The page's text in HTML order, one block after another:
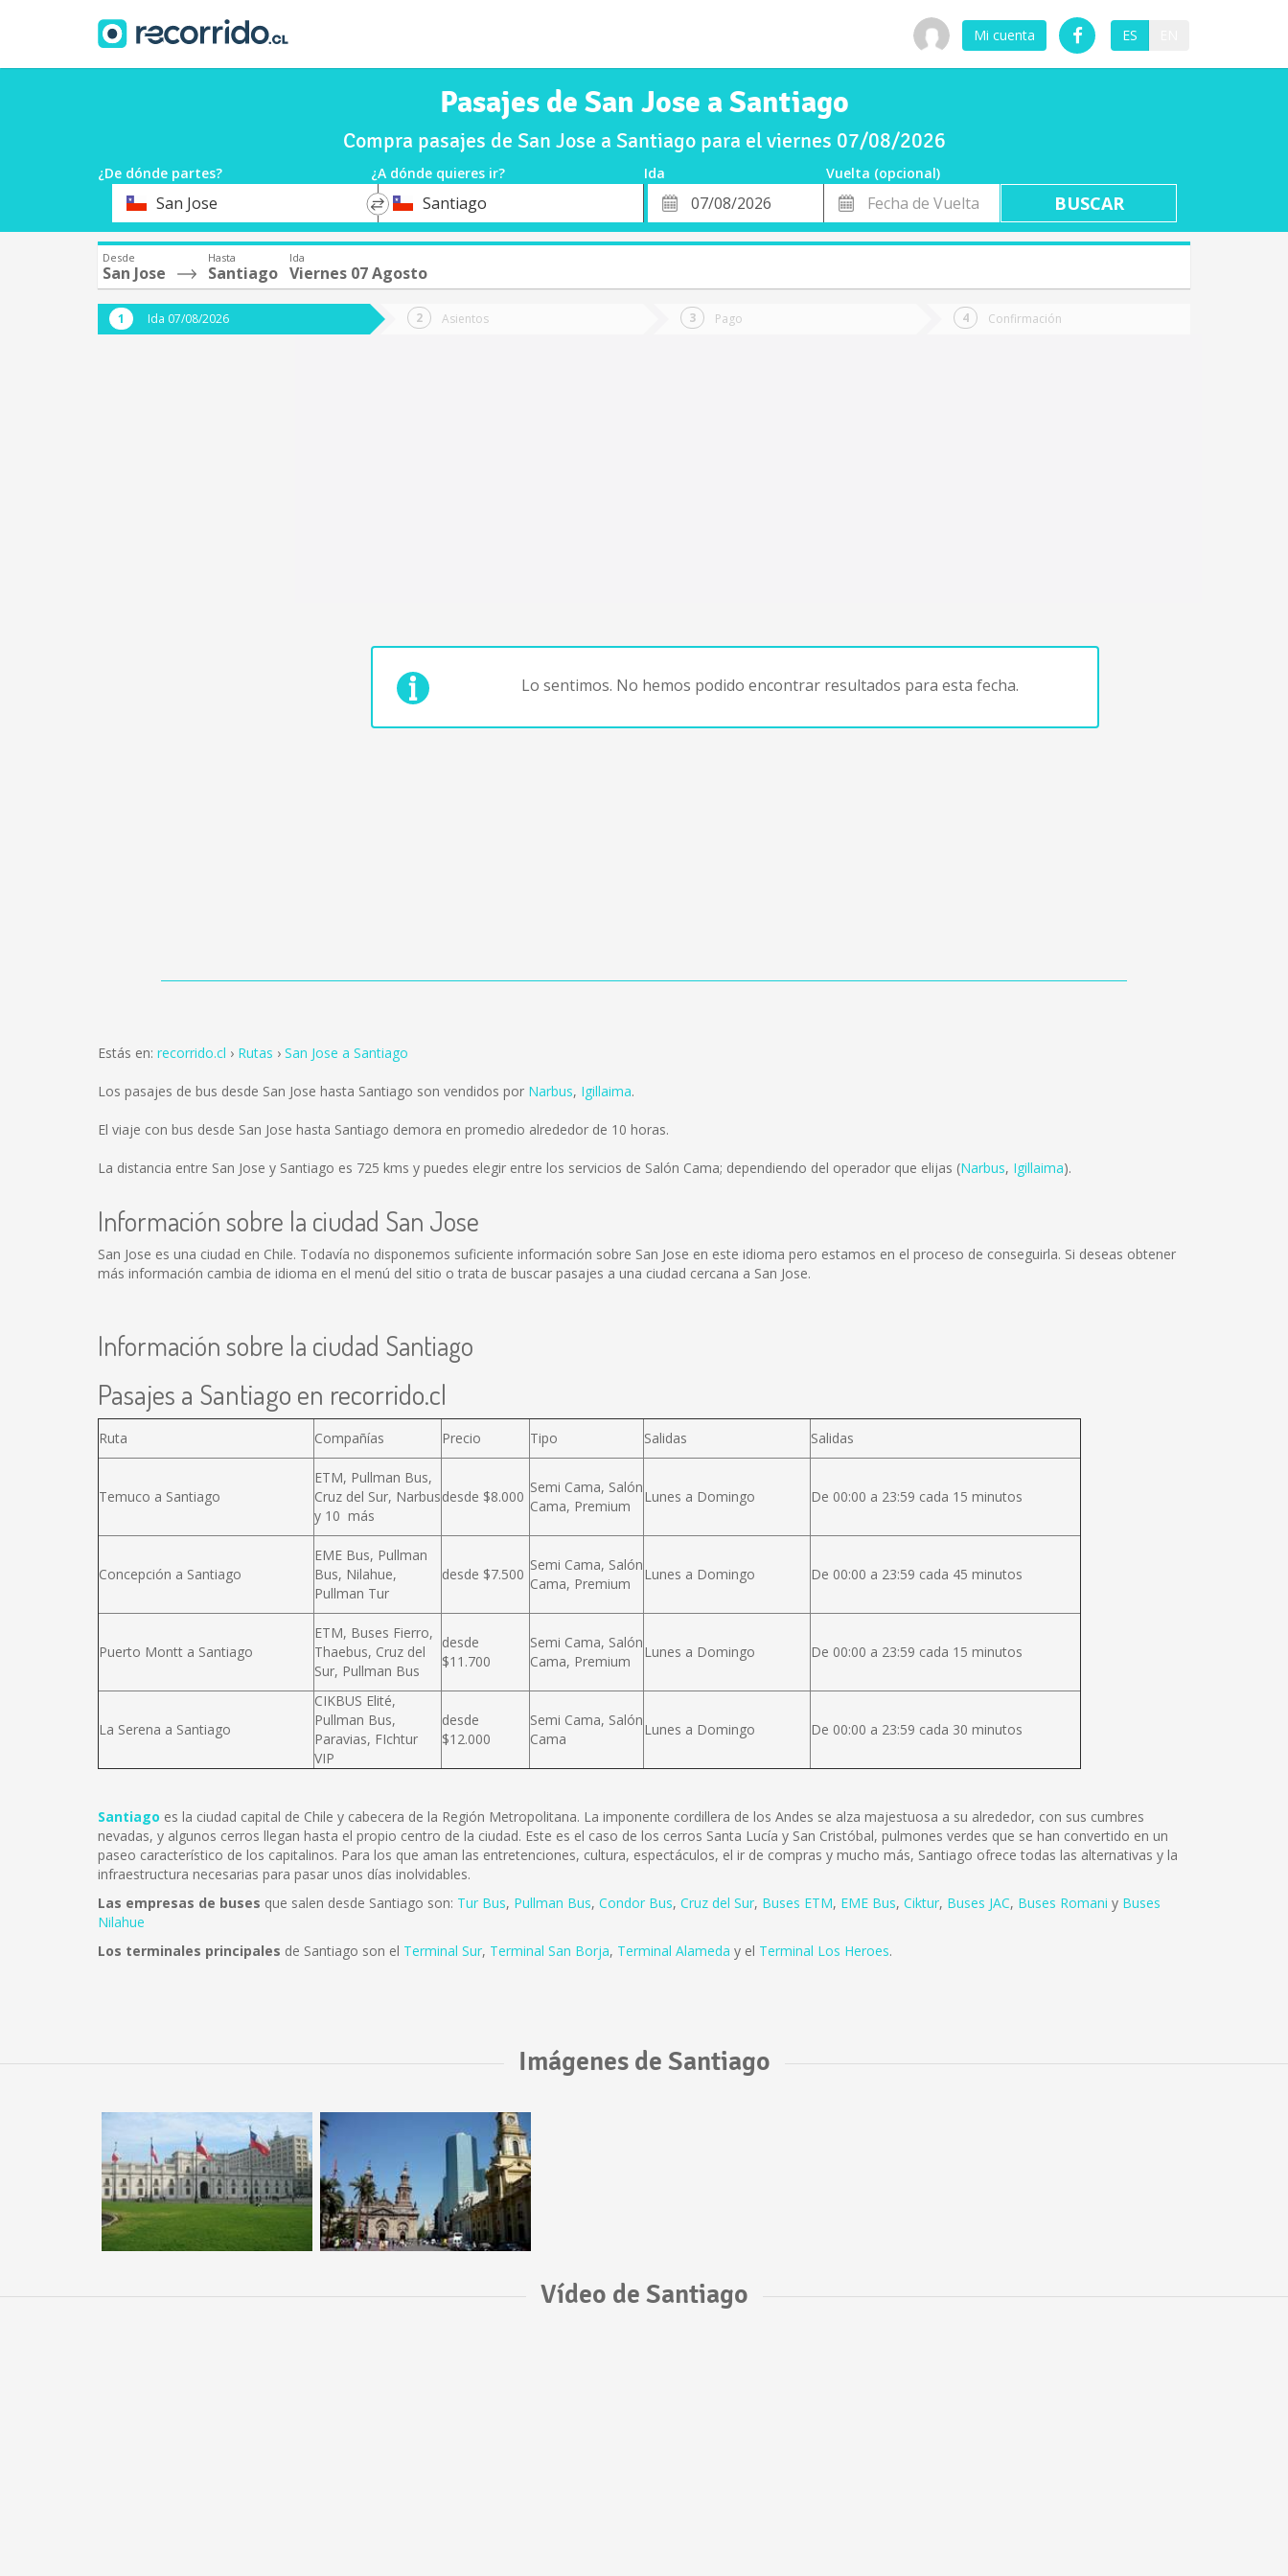
Mi cuenta ES
Pasajes de San Jose a Santiago
Compra pasajes de San Jose a Santiago para el viernes 07/08/2026
¿De dónde partes? ¿A dónde quieres ir? Ida
Vuelta (opcional)
OrigenSan Jose
*
DestinoSantiago
Fecha
de
Fecha
de
Vuelta
Desde
San Jose
Hasta
Santiago
Ida
Viernes 07 Agosto
Ida 07/08/2026 Asientos Pago Confirmación
Lo sentimos. No hemos podido encontrar resultados para esta fecha.
Estás en: recorrido.cl Rutas San Jose a Santiago
Los pasajes de bus desde San Jose hasta Santiago son vendidos por Narbus, Igillaima.
El viaje con bus desde San Jose hasta Santiago demora en promedio alrededor de 10 horas.
La distancia entre San Jose y Santiago es 725 kms y puedes elegir entre los servicios de Salón Cama; dependiendo del operador que elijas (Narbus, Igillaima).
Información sobre la ciudad San Jose
San Jose es una ciudad en Chile. Todavía no disponemos suficiente información sobre San Jose en este idioma pero estamos en el proceso de conseguirla. Si deseas obtener
más información cambia de idioma en el menú del sitio o trata de buscar pasajes a una ciudad cercana a San Jose.
Información sobre la ciudad Santiago
Pasajes a Santiago en recorrido.cl
Ruta Compañías Precio Tipo Salidas Salidas
Temuco a Santiago
ETM, Pullman Bus,
Cruz del Sur, Narbus
y 10 más
desde $8.000
Semi Cama, Salón
Cama, Premium
Lunes a Domingo De 00:00 a 23:59 cada 15 minutos
Concepción a Santiago
EME Bus, Pullman
Bus, Nilahue,
Pullman Tur
desde $7.500
Semi Cama, Salón
Cama, Premium
Lunes a Domingo De 00:00 a 23:59 cada 45 minutos
Puerto Montt a Santiago
ETM, Buses Fierro,
Thaebus, Cruz del
Sur, Pullman Bus
desde
$11.700
Semi Cama, Salón
Cama, Premium
Lunes a Domingo De 00:00 a 23:59 cada 15 minutos
La Serena a Santiago
CIKBUS Elité,
Pullman Bus,
Paravias, FIchtur
VIP
desde
$12.000
Semi Cama, Salón
Cama
Lunes a Domingo De 00:00 a 23:59 cada 30 minutos
Santiago es la ciudad capital de Chile y cabecera de la Región Metropolitana. La imponente cordillera de los Andes se alza majestuosa a su alrededor, con sus cumbres
nevadas, y algunos cerros llegan hasta el propio centro de la ciudad. Este es el caso de los cerros Santa Lucía y San Cristóbal, pulmones verdes que se han convertido en un
paseo característico de los capitalinos. Para los que aman las entretenciones, cultura, espectáculos, el ir de compras y mucho más, Santiago ofrece todas las alternativas y la
infraestructura necesarias para pasar unos días inolvidables.
Las empresas de buses que salen desde Santiago son: Tur Bus, Pullman Bus, Condor Bus, Cruz del Sur, Buses ETM, EME Bus, Ciktur, Buses JAC, Buses Romani y Buses
Nilahue
Los terminales principales de Santiago son el Terminal Sur, Terminal San Borja, Terminal Alameda y el Terminal Los Heroes.
Imágenes de Santiago
Vídeo de Santiago